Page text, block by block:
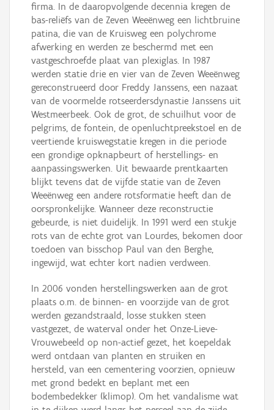
firma. In de daaropvolgende decennia kregen de
bas-reliëfs van de Zeven Weeënweg een lichtbruine
patina, die van de Kruisweg een polychrome
afwerking en werden ze beschermd met een
vastgeschroefde plaat van plexiglas. In 1987
werden statie drie en vier van de Zeven Weeënweg
gereconstrueerd door Freddy Janssens, een nazaat
van de voormelde rotseerdersdynastie Janssens uit
Westmeerbeek. Ook de grot, de schuilhut voor de
pelgrims, de fontein, de openluchtpreekstoel en de
veertiende kruiswegstatie kregen in die periode
een grondige opknapbeurt of herstellings- en
aanpassingswerken. Uit bewaarde prentkaarten
blijkt tevens dat de vijfde statie van de Zeven
Weeënweg een andere rotsformatie heeft dan de
oorspronkelijke. Wanneer deze reconstructie
gebeurde, is niet duidelijk. In 1991 werd een stukje
rots van de echte grot van Lourdes, bekomen door
toedoen van bisschop Paul van den Berghe,
ingewijd, wat echter kort nadien verdween.
In 2006 vonden herstellingswerken aan de grot
plaats o.m. de binnen- en voorzijde van de grot
werden gezandstraald, losse stukken steen
vastgezet, de waterval onder het Onze-Lieve-
Vrouwebeeld op non-actief gezet, het koepeldak
werd ontdaan van planten en struiken en
hersteld, van een cementering voorzien, opnieuw
met grond bedekt en beplant met een
bodembedekker (klimop). Om het vandalisme wat